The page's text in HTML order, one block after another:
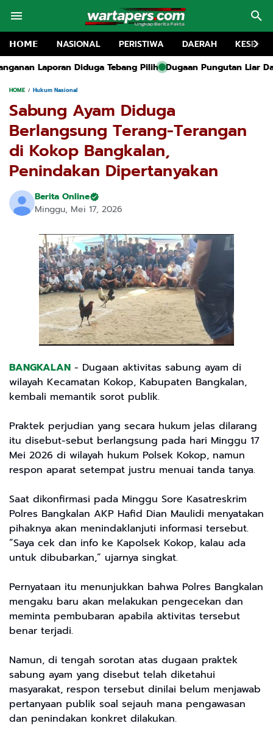
𝗛𝗢𝗠𝗘 NASIONAL PERISTIWA DAERAH
Pilih Dugaan Pungutan Liar Dana Agustusan di Tragah,
HOME Hukum Nasional
Sabung Ayam Diduga
Berlangsung Terang-Terangan
di Kokop Bangkalan,
Penindakan Dipertanyakan
Berita Online
Minggu, Mei 17, 2026
BANGKALAN - Dugaan aktivitas sabung ayam di
wilayah Kecamatan Kokop, Kabupaten Bangkalan,
kembali memantik sorot publik.
Praktek perjudian yang secara hukum jelas dilarang
itu disebut-sebut berlangsung pada hari Minggu 17
Mei 2026 di wilayah hukum Polsek Kokop, namun
respon aparat setempat justru menuai tanda tanya.
Saat dikonfirmasi pada Minggu Sore Kasatreskrim
Polres Bangkalan AKP Hafid Dian Maulidi menyatakan
pihaknya akan menindaklanjuti informasi tersebut.
“Saya cek dan info ke Kapolsek Kokop, kalau ada
untuk dibubarkan,” ujarnya singkat.
Pernyataan itu menunjukkan bahwa Polres Bangkalan
mengaku baru akan melakukan pengecekan dan
meminta pembubaran apabila aktivitas tersebut
benar terjadi.
Namun, di tengah sorotan atas dugaan praktek
sabung ayam yang disebut telah diketahui
masyarakat, respon tersebut dinilai belum menjawab
pertanyaan publik soal sejauh mana pengawasan
dan penindakan konkret dilakukan.